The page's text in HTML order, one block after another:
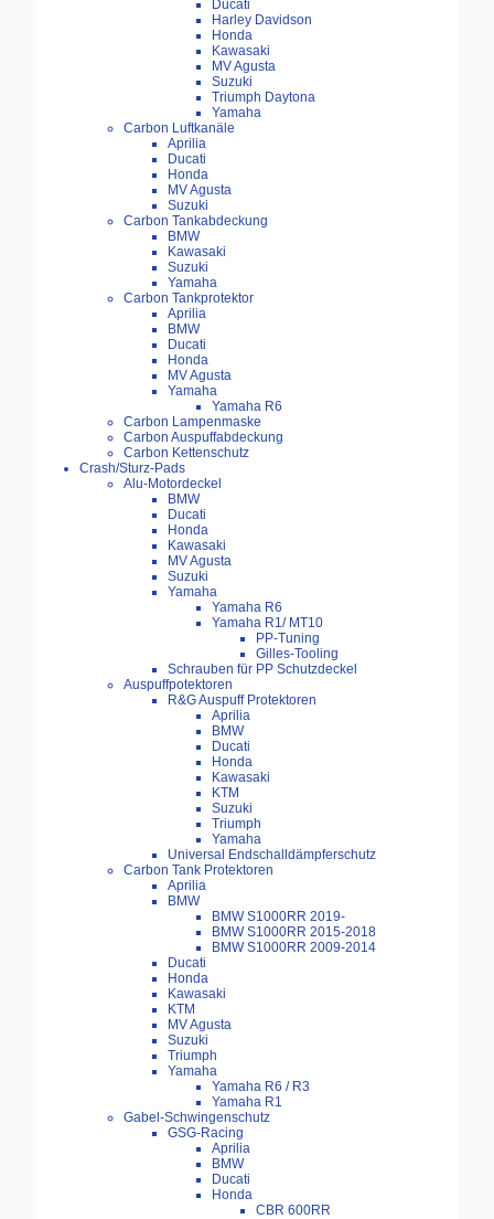
Ducati
Harley Davidson
Honda
Kawasaki
MV Agusta
Suzuki
Triumph Daytona
Yamaha
Carbon Luftkanäle
Aprilia
Ducati
Honda
MV Agusta
Suzuki
Carbon Tankabdeckung
BMW
Kawasaki
Suzuki
Yamaha
Carbon Tankprotektor
Aprilia
BMW
Ducati
Honda
MV Agusta
Yamaha
Yamaha R6
Carbon Lampenmaske
Carbon Auspuffabdeckung
Carbon Kettenschutz
Crash/Sturz-Pads
Alu-Motordeckel
BMW
Ducati
Honda
Kawasaki
MV Agusta
Suzuki
Yamaha
Yamaha R6
Yamaha R1/ MT10
PP-Tuning
Gilles-Tooling
Schrauben für PP Schutzdeckel
Auspuffpotektoren
R&G Auspuff Protektoren
Aprilia
BMW
Ducati
Honda
Kawasaki
KTM
Suzuki
Triumph
Yamaha
Universal Endschalldämpferschutz
Carbon Tank Protektoren
Aprilia
BMW
BMW S1000RR 2019-
BMW S1000RR 2015-2018
BMW S1000RR 2009-2014
Ducati
Honda
Kawasaki
KTM
MV Agusta
Suzuki
Triumph
Yamaha
Yamaha R6 / R3
Yamaha R1
Gabel-Schwingenschutz
GSG-Racing
Aprilia
BMW
Ducati
Honda
CBR 600RR